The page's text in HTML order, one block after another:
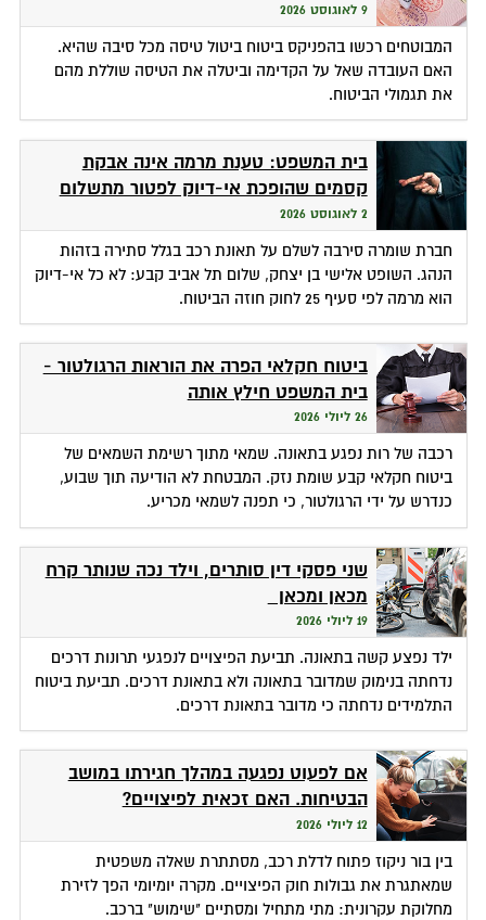
9 לאוגוסט 2026
המבוטחים רכשו בהפניקס ביטוח ביטול טיסה מכל סיבה שהיא.
האם העובדה שאל על הקדימה וביטלה את הטיסה שוללת מהם
את תגמולי הביטוח.
בית המשפט: טענת מרמה אינה אבקת
קסמים שהופכת אי-דיוק לפטור מתשלום
2 לאוגוסט 2026
חברת שומרה סירבה לשלם על תאונת רכב בגלל סתירה בזהות
הנהג. השופט אלישי בן יצחק, שלום תל אביב קבע: לא כל אי-דיוק
הוא מרמה לפי סעיף 25 לחוק חוזה הביטוח.
ביטוח חקלאי הפרה את הוראות הרגולטור -
בית המשפט חילץ אותה
26 ליולי 2026
רכבה של רות נפגע בתאונה. שמאי מתוך רשימת השמאים של
ביטוח חקלאי קבע שומת נזק. המבטחת לא הודיעה תוך שבוע,
כנדרש על ידי הרגולטור, כי תפנה לשמאי מכריע.
שני פסקי דין סותרים, וילד נכה שנותר קרח
מכאן ומכאן
19 ליולי 2026
ילד נפצע קשה בתאונה. תביעת הפיצויים לנפגעי תרונות דרכים
נדחתה בנימוק שמדובר בתאונה ולא בתאונת דרכים. תביעת ביטוח
התלמידים נדחתה כי מדובר בתאונת דרכים.
אם לפעוט נפגעה במהלך חגירתו במושב
הבטיחות. האם זכאית לפיצויים?
12 ליולי 2026
בין בור ניקוז פתוח לדלת רכב, מסתתרת שאלה משפטית
שמאתגרת את גבולות חוק הפיצויים. מקרה יומיומי הפך לזירת
מחלוקת עקרונית: מתי מתחיל ומסתיים "שימוש" ברכב.